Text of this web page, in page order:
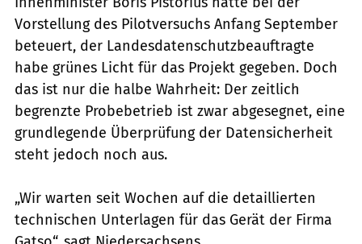
Vorstellung des Pilotversuchs Anfang September
beteuert, der Landesdatenschutzbeauftragte
habe grünes Licht für das Projekt gegeben. Doch
das ist nur die halbe Wahrheit: Der zeitlich
begrenzte Probebetrieb ist zwar abgesegnet, eine
grundlegende Überprüfung der Datensicherheit
steht jedoch noch aus.
„Wir warten seit Wochen auf die detaillierten
technischen Unterlagen für das Gerät der Firma